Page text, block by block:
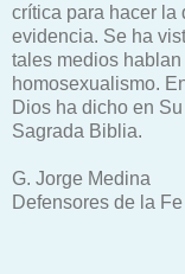
crítica para hacer la
evidencia. Se ha
tales medios
homosexualismo.
Dios ha dicho en
Sagrada Biblia.
G. Jorge Medina
Defensores de la Fe